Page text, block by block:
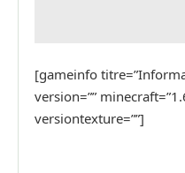
[gameinfo
version=””
versiontexture=””]